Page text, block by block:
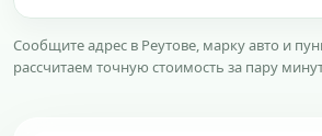
Сообщите адрес в Реутове, марку авто и
рассчитаем точную стоимость за пару